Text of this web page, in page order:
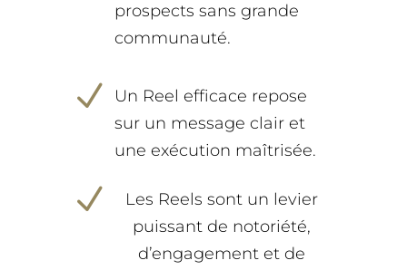
prospects sans grande
communauté.
N
Un Reel efficace repose
sur un message clair et
une exécution maîtrisée.
N
Les Reels sont un levier
puissant de notoriété,
d’engagement et de